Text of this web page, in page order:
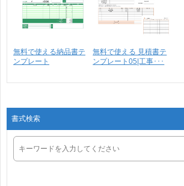
無料で使える納品書テ
ンプレート
無料で使える 見積書テ
ンプレート05|工事･･･
書式検索